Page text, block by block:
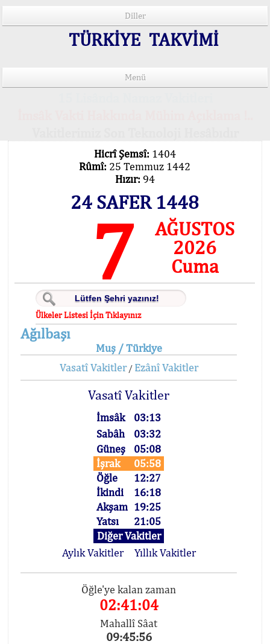
Diller
TÜRKİYE TAKVİMİ
Menü
Hicrî Şemsî: 1404
Rûmî: 25 Temmuz 1442
Hızır: 94
24 SAFER 1448
7
AĞUSTOS
2026
Cuma
Ülkeler Listesi İçin Tıklayınız
Ağılbaşı
Muş / Türkiye
Vasatî Vakitler/ Ezânî Vakitler
Vasatî Vakitler
İmsâk
03:13
Sabâh
03:32
Güneş
05:08
İşrak
05:58
Öğle
12:27
İkindi
16:18
Akşam 19:25
Yatsı
21:05
Diğer Vakitler
Aylık Vakitler
Yıllık Vakitler
Öğle'ye kalan zaman
02:41:04
Mahallî Sâat
09:45:56